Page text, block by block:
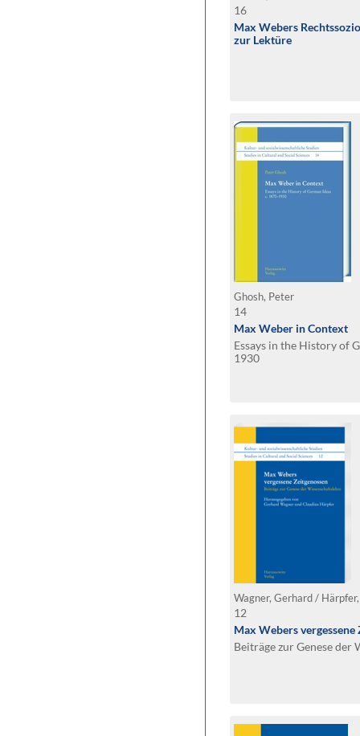
16
Max Webers
zur Lektüre
Ghosh, Peter
14
Max Weber in Context
Essays in the History of
1930
Wagner, Gerhard /
12
Max Webers vergessene
Beiträge zur Genese der